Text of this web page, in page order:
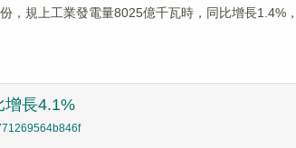
，規上工業發電量8025億千瓦時，同比增長1.4%
增長4.1%